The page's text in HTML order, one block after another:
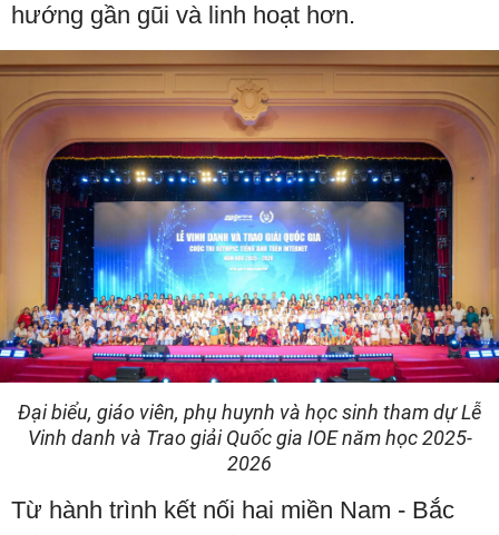
hướng gần gũi và linh hoạt hơn.
Đại biểu, giáo viên, phụ huynh và học sinh tham dự Lễ
Vinh danh và Trao giải Quốc gia IOE năm học 2025-
2026
Từ hành trình kết nối hai miền Nam - Bắc